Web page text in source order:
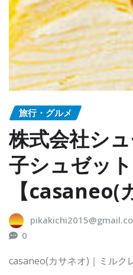
旅行・グルメ
株式会社シ
子シュゼット
【casaneo(
0
casaneo(カサネオ)｜ミルク